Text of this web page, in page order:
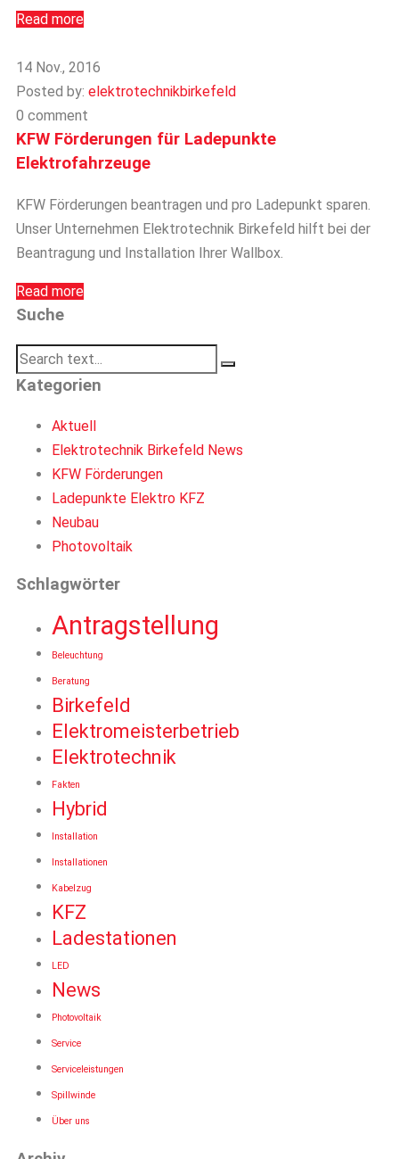
Read more
14 Nov., 2016
Posted by: elektrotechnikbirkefeld
0 comment
KFW Förderungen für Ladepunkte
Elektrofahrzeuge
KFW Förderungen beantragen und pro Ladepunkt sparen.
Unser Unternehmen Elektrotechnik Birkefeld hilft bei der
Beantragung und Installation Ihrer Wallbox.
Read more
Suche
Kategorien
Aktuell
Elektrotechnik Birkefeld News
KFW Förderungen
Ladepunkte Elektro KFZ
Neubau
Photovoltaik
Schlagwörter
Antragstellung
Beleuchtung
Beratung
Birkefeld
Elektromeisterbetrieb
Elektrotechnik
Fakten
Hybrid
Installation
Installationen
Kabelzug
KFZ
Ladestationen
LED
News
Photovoltaik
Service
Serviceleistungen
Spillwinde
Über uns